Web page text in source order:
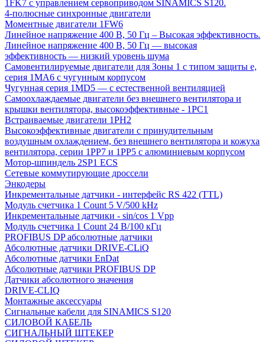
1FK7 с управлением сервоприводом SINAMICS S120.
4-полюсные синхронные двигатели
Моментные двигатели 1FW6
Линейное напряжение 400 В, 50 Гц – Высокая эффективность.
Линейное напряжение 400 В, 50 Гц — высокая
эффективность — низкий уровень шума
Самовентилируемые двигатели для Зоны 1 с типом защиты e,
серия 1MA6 с чугунным корпусом
Чугунная серия 1MD5 — с естественной вентиляцией
Самоохлаждаемые двигатели без внешнего вентилятора и
крышки вентилятора, высокоэффективные - 1PC1
Встраиваемые двигатели 1PH2
Высокоэффективные двигатели с принудительным
воздушным охлаждением, без внешнего вентилятора и кожуха
вентилятора, серии 1PP7 и 1PP5 с алюминиевым корпусом
Мотор-шпиндель 2SP1 ECS
Сетевые коммутирующие дроссели
Энкодеры
Инкрементальные датчики - интерфейс RS 422 (TTL)
Модуль счетчика 1 Count 5 V/500 kHz
Инкрементальные датчики - sin/cos 1 Vpp
Модуль счетчика 1 Count 24 В/100 кГц
PROFIBUS DP абсолютные датчики
Абсолютные датчики DRIVE-CLiQ
Абсолютные датчики EnDat
Абсолютные датчики PROFIBUS DP
Датчики абсолютного значения
DRIVE-CLIQ
Монтажные аксессуары
Сигнальные кабели для SINAMICS S120
СИЛОВОЙ КАБЕЛЬ
СИГНАЛЬНЫЙ ШТЕКЕР